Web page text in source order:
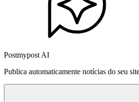
Postmypost AI
Publica automaticamente notícias do seu